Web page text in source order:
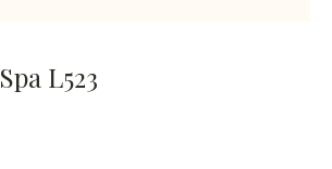
Spa L523